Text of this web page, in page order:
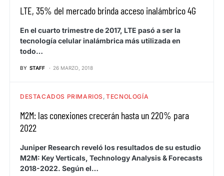
LTE, 35% del mercado brinda acceso inalámbrico 4G
En el cuarto trimestre de 2017, LTE pasó a ser la
tecnología celular inalámbrica más utilizada en
todo…
BY STAFF 26 MARZO, 2018
DESTACADOS PRIMARIOS TECNOLOGÍA
M2M: las conexiones crecerán hasta un 220% para
2022
Juniper Research reveló los resultados de su estudio
M2M: Key Verticals, Technology Analysis & Forecasts
2018-2022. Según el…